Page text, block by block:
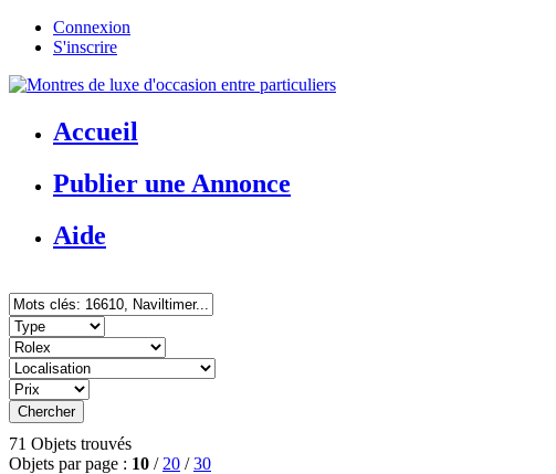
Connexion
S'inscrire
Accueil
Publier une Annonce
Aide
71 Objets trouvés
Objets par page : 10 / 20 /30